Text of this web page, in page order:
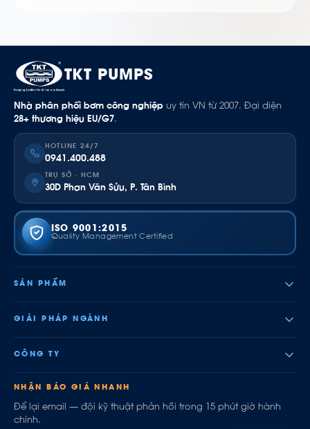
TKT PUMPS
Nhà phân phối bơm công nghiệp uy tín VN từ 2007. Đại diện
28+ thương hiệu EU/G7.
HOTLINE 24/7
0941.400.488
TRỤ SỞ · HCM
30D Phan Văn Sửu, P. Tân Bình
ISO 9001:2015
Quality Management Certified
SẢN PHẨM
GIẢI PHÁP NGÀNH
CÔNG TY
NHẬN BÁO GIÁ NHANH
Để lại email — đội kỹ thuật phản hồi trong 15 phút giờ hành
chính.